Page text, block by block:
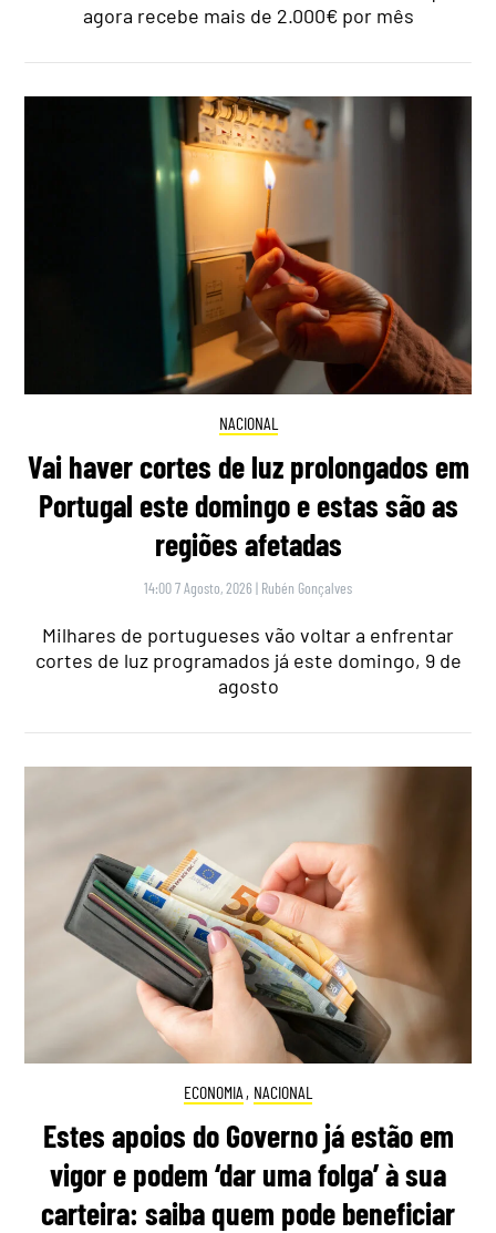
agora recebe mais de 2.000€ por mês
NACIONAL
Vai haver cortes de luz prolongados em
Portugal este domingo e estas são as
regiões afetadas
14:00 7 Agosto, 2026 | Rubén Gonçalves
Milhares de portugueses vão voltar a enfrentar
cortes de luz programados já este domingo, 9 de
agosto
ECONOMIA , NACIONAL
Estes apoios do Governo já estão em
vigor e podem ‘dar uma folga’ à sua
carteira: saiba quem pode beneficiar